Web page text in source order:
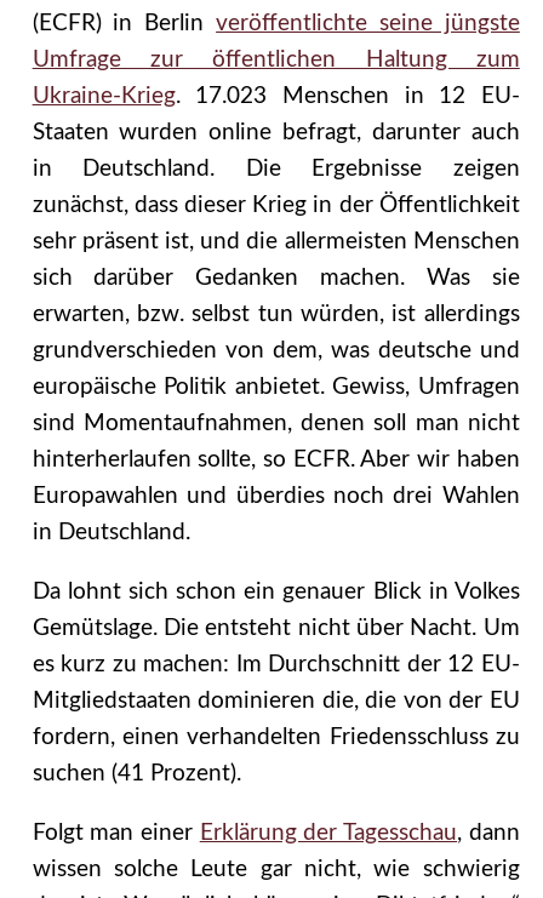
(ECFR) in Berlinveröffentlichte seine jüngste
Umfrage zur öffentlichen Haltung zum
Ukraine-Krieg. 17.023 Menschen in 12 EU-
Staaten wurden online befragt, darunter auch
in Deutschland. Die Ergebnisse zeigen
zunächst, dass dieser Krieg in der Öffentlichkeit
sehr präsent ist, und die allermeisten Menschen
sich darüber Gedanken machen. Was sie
erwarten, bzw. selbst tun würden, ist allerdings
grundverschieden von dem, was deutsche und
europäische Politik anbietet. Gewiss, Umfragen
sind Momentaufnahmen, denen soll man nicht
hinterherlaufen sollte, so ECFR. Aber wir haben
Europawahlen und überdies noch drei Wahlen
in Deutschland.
Da lohnt sich schon ein genauer Blick in Volkes
Gemütslage. Die entsteht nicht über Nacht. Um
es kurz zu machen: Im Durchschnitt der 12 EU-
Mitgliedstaaten dominieren die, die von der EU
fordern, einen verhandelten Friedensschluss zu
suchen (41 Prozent).
Folgt man einer Erklärung der Tagesschau, dann
wissen solche Leute gar nicht, wie schwierig